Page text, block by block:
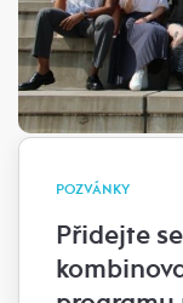
POZVÁNKY
Přidejte